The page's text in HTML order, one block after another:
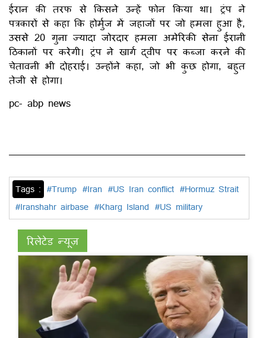
ईरान की तरफ से किसने उन्हें फोन किया था। ट्रंप ने
पत्रकारों से कहा कि होर्मुज में जहाजों पर जो हमला हुआ है,
उससे 20 गुना ज्यादा जोरदार हमला अमेरिकी सेना ईरानी
ठिकानों पर करेगी। ट्रंप ने खार्ग द्वीप पर कब्जा करने की
चेतावनी भी दोहराई। उन्होंने कहा, जो भी कुछ होगा, बहुत
तेजी से होगा।
pc- abp news
Tags : #Trump #Iran #US Iran conflict #Hormuz Strait
#Iranshahr airbase #Kharg Island #US military
रिलेटेड न्यूज़